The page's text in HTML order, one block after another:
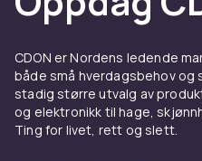
Bredt utvalg av
Valg av
Terrakottapotter av
CDON er Nordens ledende
både små hverdagsbehov og
stadig større utvalg av
og elektronikk til hage,
Ting for livet, rett og slett.